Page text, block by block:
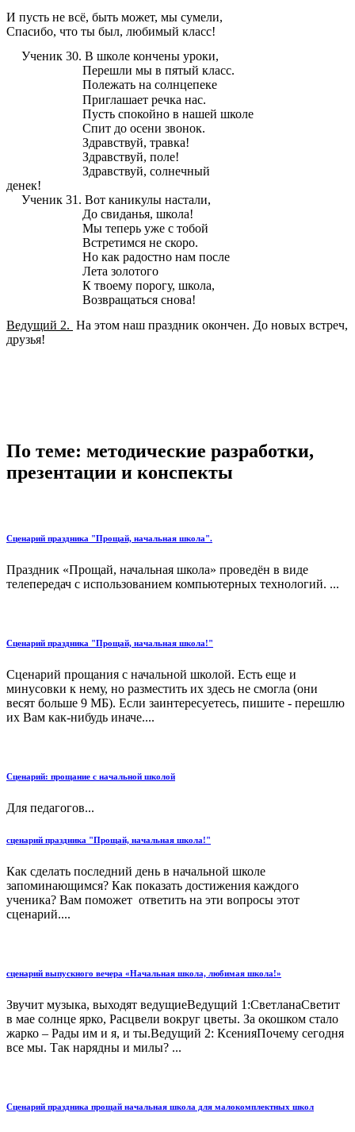
И пусть не всё, быть может, мы сумели,
Спасибо, что ты был, любимый класс!
Ученик 30. В школе кончены уроки,
Перешли мы в пятый класс.
Полежать на солнцепеке
Приглашает речка нас.
Пусть спокойно в нашей школе
Спит до осени звонок.
Здравствуй, травка!
Здравствуй, поле!
Здравствуй, солнечный
денек!
Ученик 31. Вот каникулы настали,
До свиданья, школа!
Мы теперь уже с тобой
Встретимся не скоро.
Но как радостно нам после
Лета золотого
К твоему порогу, школа,
Возвращаться снова!
Ведущий 2. На этом наш праздник окончен. До новых встреч,
друзья!
По теме: методические разработки,
презентации и конспекты
Сценарий праздника "Прощай, начальная школа".
Праздник «Прощай, начальная школа» проведён в виде
телепередач с использованием компьютерных технологий. ...
Сценарий праздника "Прощай, начальная школа!"
Сценарий прощания с начальной школой. Есть еще и
минусовки к нему, но разместить их здесь не смогла (они
весят больше 9 МБ). Если заинтересуетесь, пишите - перешлю
их Вам как-нибудь иначе....
Сценарий: прощание с начальной школой
Для педагогов...
сценарий праздника "Прощай, начальная школа!"
Как сделать последний день в начальной школе
запоминающимся? Как показать достижения каждого
ученика? Вам поможет ответить на эти вопросы этот
сценарий....
сценарий выпускного вечера «Начальная школа, любимая школа!»
Звучит музыка, выходят ведущиеВедущий 1:СветланаСветит
в мае солнце ярко, Расцвели вокруг цветы. За окошком стало
жарко – Рады им и я, и ты.Ведущий 2: КсенияПочему сегодня
все мы. Так нарядны и милы? ...
Сценарий праздника прощай начальная школа для малокомплектных школ